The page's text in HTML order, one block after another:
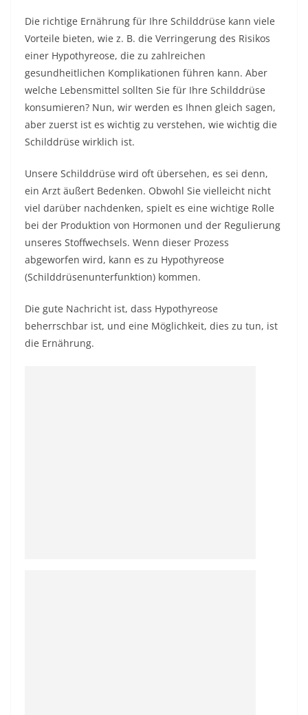
Die richtige Ernährung für Ihre Schilddrüse kann viele
Vorteile bieten, wie z. B. die Verringerung des Risikos
einer Hypothyreose, die zu zahlreichen
gesundheitlichen Komplikationen führen kann. Aber
welche Lebensmittel sollten Sie für Ihre Schilddrüse
konsumieren? Nun, wir werden es Ihnen gleich sagen,
aber zuerst ist es wichtig zu verstehen, wie wichtig die
Schilddrüse wirklich ist.
Unsere Schilddrüse wird oft übersehen, es sei denn,
ein Arzt äußert Bedenken. Obwohl Sie vielleicht nicht
viel darüber nachdenken, spielt es eine wichtige Rolle
bei der Produktion von Hormonen und der Regulierung
unseres Stoffwechsels. Wenn dieser Prozess
abgeworfen wird, kann es zu Hypothyreose
(Schilddrüsenunterfunktion) kommen.
Die gute Nachricht ist, dass Hypothyreose
beherrschbar ist, und eine Möglichkeit, dies zu tun, ist
die Ernährung.